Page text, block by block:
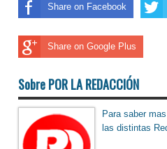
Share on Facebook
Share on Google Plus
Sobre POR LA REDACCIÓN
Para saber
las distintas